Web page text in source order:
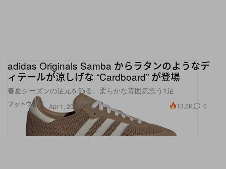
フットウエア
adidas Originals Samba からラタンのようなデ
ィテールが涼しげな “Cardboard” が登場
春夏シーズンの足元を飾る、柔らかな雰囲気漂う1足
Apr 1, 2024 13.2K 0